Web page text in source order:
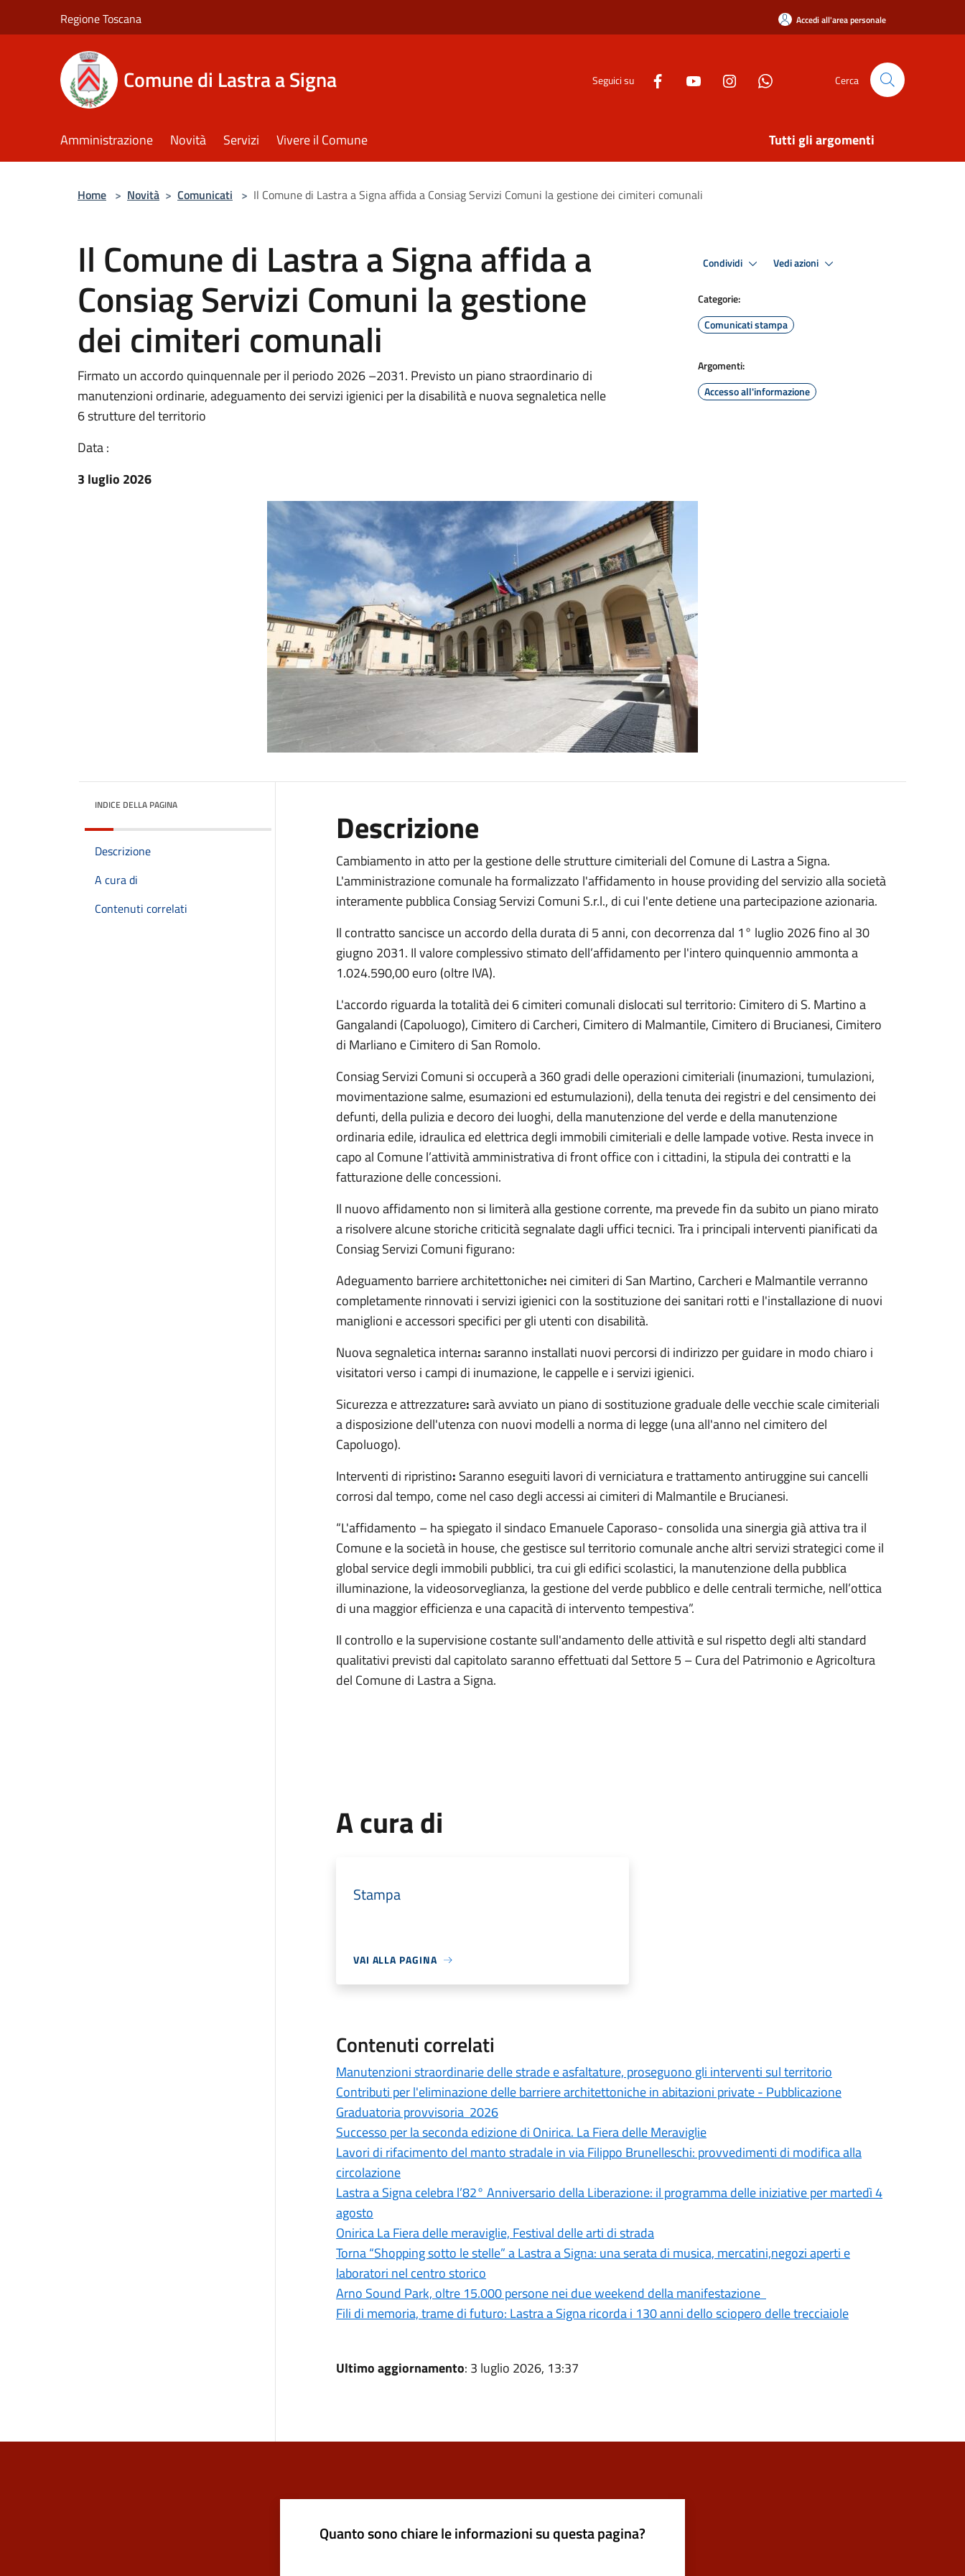
Regione Toscana Accedi all'area personale
Comune di Lastra a Signa Seguici su Cerca
Amministrazione Novità Servizi Vivere il Comune Tutti gli argomenti
Home > Novità > Comunicati > Il Comune di Lastra a Signa affida a Consiag Servizi Comuni la gestione dei cimiteri comunali
Il Comune di Lastra a Signa affida a
Consiag Servizi Comuni la gestione
dei cimiteri comunali
Firmato un accordo quinquennale per il periodo 2026 –2031. Previsto un piano straordinario di
manutenzioni ordinarie, adeguamento dei servizi igienici per la disabilità e nuova segnaletica nelle
6 strutture del territorio
Data :
3 luglio 2026
Condividi Vedi azioni
Categorie:
Comunicati stampa
Argomenti:
Accesso all'informazione
INDICE DELLA PAGINA
Descrizione
A cura di
Contenuti correlati
Descrizione
Cambiamento in atto per la gestione delle strutture cimiteriali del Comune di Lastra a Signa.
L'amministrazione comunale ha formalizzato l'affidamento in house providing del servizio alla società
interamente pubblica Consiag Servizi Comuni S.r.l., di cui l'ente detiene una partecipazione azionaria.
Il contratto sancisce un accordo della durata di 5 anni, con decorrenza dal 1° luglio 2026 fino al 30
giugno 2031. Il valore complessivo stimato dell’affidamento per l'intero quinquennio ammonta a
1.024.590,00 euro (oltre IVA).
L'accordo riguarda la totalità dei 6 cimiteri comunali dislocati sul territorio: Cimitero di S. Martino a
Gangalandi (Capoluogo), Cimitero di Carcheri, Cimitero di Malmantile, Cimitero di Brucianesi, Cimitero
di Marliano e Cimitero di San Romolo.
Consiag Servizi Comuni si occuperà a 360 gradi delle operazioni cimiteriali (inumazioni, tumulazioni,
movimentazione salme, esumazioni ed estumulazioni), della tenuta dei registri e del censimento dei
defunti, della pulizia e decoro dei luoghi, della manutenzione del verde e della manutenzione
ordinaria edile, idraulica ed elettrica degli immobili cimiteriali e delle lampade votive. Resta invece in
capo al Comune l’attività amministrativa di front office con i cittadini, la stipula dei contratti e la
fatturazione delle concessioni.
Il nuovo affidamento non si limiterà alla gestione corrente, ma prevede fin da subito un piano mirato
a risolvere alcune storiche criticità segnalate dagli uffici tecnici. Tra i principali interventi pianificati da
Consiag Servizi Comuni figurano:
Adeguamento barriere architettoniche: nei cimiteri di San Martino, Carcheri e Malmantile verranno
completamente rinnovati i servizi igienici con la sostituzione dei sanitari rotti e l'installazione di nuovi
maniglioni e accessori specifici per gli utenti con disabilità.
Nuova segnaletica interna:saranno installati nuovi percorsi di indirizzo per guidare in modo chiaro i
visitatori verso i campi di inumazione, le cappelle e i servizi igienici.
Sicurezza e attrezzature:sarà avviato un piano di sostituzione graduale delle vecchie scale cimiteriali
a disposizione dell'utenza con nuovi modelli a norma di legge (una all'anno nel cimitero del
Capoluogo).
Interventi di ripristino: Saranno eseguiti lavori di verniciatura e trattamento antiruggine sui cancelli
corrosi dal tempo, come nel caso degli accessi ai cimiteri di Malmantile e Brucianesi.
“L'affidamento – ha spiegato il sindaco Emanuele Caporaso- consolida una sinergia già attiva tra il
Comune e la società in house, che gestisce sul territorio comunale anche altri servizi strategici come il
global service degli immobili pubblici, tra cui gli edifici scolastici, la manutenzione della pubblica
illuminazione, la videosorveglianza, la gestione del verde pubblico e delle centrali termiche, nell’ottica
di una maggior efficienza e una capacità di intervento tempestiva”.
Il controllo e la supervisione costante sull'andamento delle attività e sul rispetto degli alti standard
qualitativi previsti dal capitolato saranno effettuati dal Settore 5 – Cura del Patrimonio e Agricoltura
del Comune di Lastra a Signa.
A cura di
Stampa
VAI ALLA PAGINA
Contenuti correlati
Manutenzioni straordinarie delle strade e asfaltature, proseguono gli interventi sul territorio
Contributi per l'eliminazione delle barriere architettoniche in abitazioni private - Pubblicazione
Graduatoria provvisoria 2026
Successo per la seconda edizione di Onirica. La Fiera delle Meraviglie
Lavori di rifacimento del manto stradale in via Filippo Brunelleschi: provvedimenti di modifica alla
circolazione
Lastra a Signa celebra l’82° Anniversario della Liberazione: il programma delle iniziative per martedì 4
agosto
Onirica La Fiera delle meraviglie, Festival delle arti di strada
Torna “Shopping sotto le stelle” a Lastra a Signa: una serata di musica, mercatini,negozi aperti e
laboratori nel centro storico
Arno Sound Park, oltre 15.000 persone nei due weekend della manifestazione
Fili di memoria, trame di futuro: Lastra a Signa ricorda i 130 anni dello sciopero delle trecciaiole
Ultimo aggiornamento: 3 luglio 2026, 13:37
Quanto sono chiare le informazioni su questa pagina?